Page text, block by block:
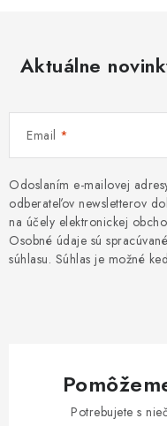
Aktuálne
Email
Odoslaním e-mailovej
odberateľov newsletterov
na účely elektronickej
Osobné údaje sú
súhlasu. Súhlas je možné
Potrebujete s